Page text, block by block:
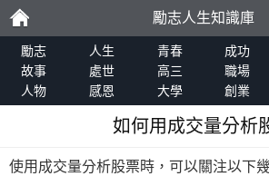
勵
志
勵志人生知識庫
勵志 人生 青春 成功
故事
處世 高三 職場
人物
感恩 大學 創業
如何用成交量分析
使用成交量分析股票時，可以關注以下